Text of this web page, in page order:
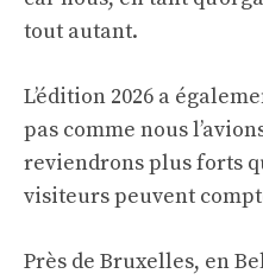
tout autant.
L’édition 2026 a
pas comme nous
reviendrons plus forts
visiteurs peuvent
Près de Bruxelles, en